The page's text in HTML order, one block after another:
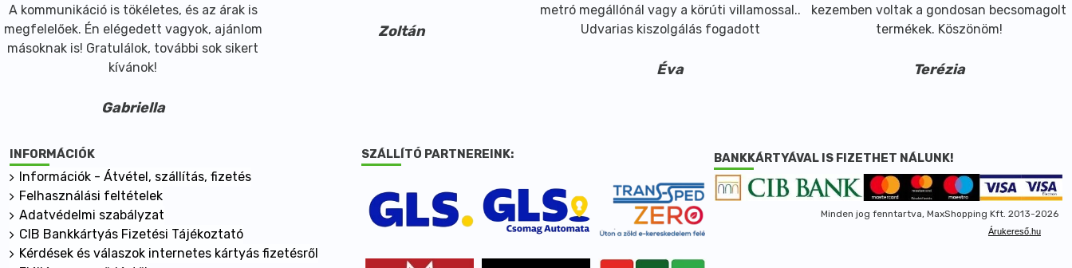
A kommunikáció is tökéletes, és az árak is
megfelelőek. Én elégedett vagyok, ajánlom
másoknak is! Gratulálok, további sok sikert
kívánok!
Gabriella
Zoltán
metró megállónál vagy a körúti villamossal..
Udvarias kiszolgálás fogadott
Éva
kezemben voltak a gondosan becsomagolt
termékek. Köszönöm!
Terézia
INFORMÁCIÓK
Információk - Átvétel, szállítás, fizetés
Felhasználási feltételek
Adatvédelmi szabályzat
CIB Bankkártyás Fizetési Tájékoztató
Kérdések és válaszok internetes kártyás fizetésről
SZÁLLÍTÓ PARTNEREINK: BANKKÁRTYÁVAL IS FIZETHET NÁLUNK!
Minden jog fenntartva, MaxShopping Kft. 2013-2026
Árukereső.hu